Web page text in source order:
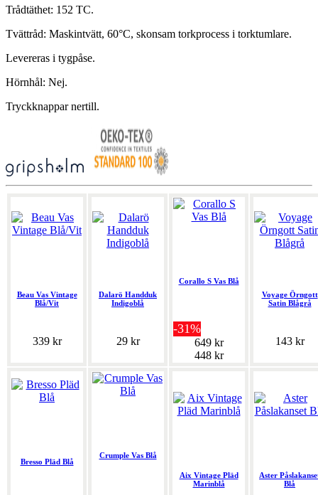
Trådtäthet: 152 TC.
Tvättråd: Maskintvätt, 60°C, skonsam torkprocess i torktumlare.
Levereras i tygpåse.
Hörnhål: Nej.
Tryckknappar nertill.
Beau Vas Vintage
Blå/Vit
339 kr
Dalarö Handduk
Indigoblå
29 kr
Corallo S Vas Blå
-31%
649 kr
448 kr
Voyage Örngott
Satin Blågrå
143 kr
Bresso Pläd Blå
Crumple Vas Blå
Aix Vintage Pläd
Marinblå
Aster
Blå